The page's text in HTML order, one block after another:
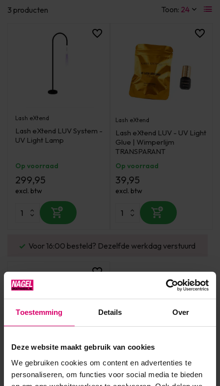
Toestemming Details Over
Deze website maakt gebruik van cookies
We gebruiken cookies om content en advertenties te
personaliseren, om functies voor social media te bieden
3 producten Toon:
Lash eXtend
Lash eXtend LUV System -
UV Light Lamp
Op voorraad
299,95
excl. btw
Lash eXtend
Lash eXtend LUV - UV Light
Glue | Wimperlijm
TRANSPARANT
Op voorraad
39,95
excl. btw
Voor 16:00 besteld? Dezelfde werkdag verstuurd
Lash eXtend LUV UV
Protective Glasses |